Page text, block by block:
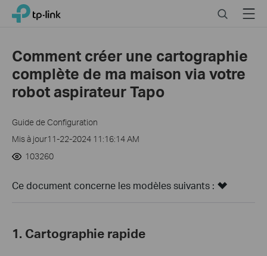
Click
navigation
TP-Link, Reliably Smart SearchMenu
​​​​​​​Comment créer une cartographie
complète de ma maison via votre
robot aspirateur Tapo
Guide de Configuration
Mis à jour11-22-2024 11:16:14 AM
103260
Ce document concerne les modèles suivants :
1. Cartographie rapide